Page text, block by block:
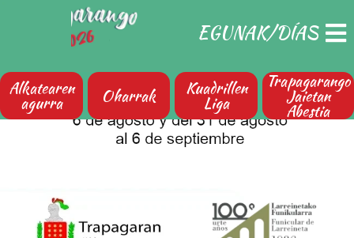
Alkatearen
agurra Oharrak Kuadrillen
Liga
Trapagarango
Jaietan
Abestia